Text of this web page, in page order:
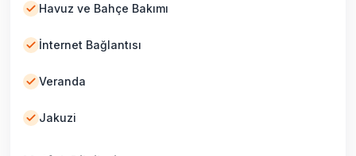
Havuz ve Bahçe Bakımı
İnternet Bağlantısı
Veranda
Jakuzi